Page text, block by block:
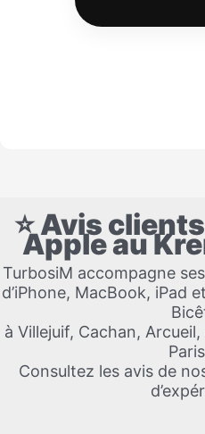
⭐ Avis
Apple au
TurbosiM accompagne
d’iPhone, MacBook, iPad
à Villejuif, Cachan,
Consultez les avis de